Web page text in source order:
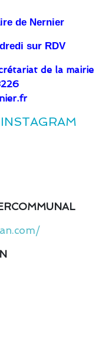
de Nernier
sur RDV
de la mairie